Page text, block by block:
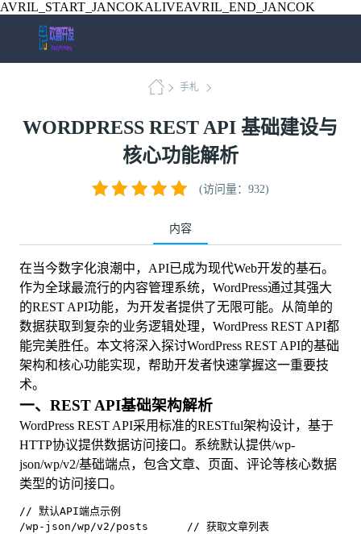
AVRIL_START_JANCOKALIVEAVRIL_END_JANCOK
手札
WORDPRESS REST API 基础建设与
核心功能解析
内容
(访问量：932)
在当今数字化浪潮中，API已成为现代Web开发的基石。
作为全球最流行的内容管理系统，WordPress通过其强大
的REST API功能，为开发者提供了无限可能。从简单的
数据获取到复杂的业务逻辑处理，WordPress REST API都
能完美胜任。本文将深入探讨WordPress REST API的基础
架构和核心功能实现，帮助开发者快速掌握这一重要技
术。
一、REST API基础架构解析
WordPress REST API采用标准的RESTful架构设计，基于
HTTP协议提供数据访问接口。系统默认提供/wp-
json/wp/v2/基础端点，包含文章、页面、评论等核心数据
类型的访问接口。
// 默认API端点示例
/wp-json/wp/v2/posts      // 获取文章列表